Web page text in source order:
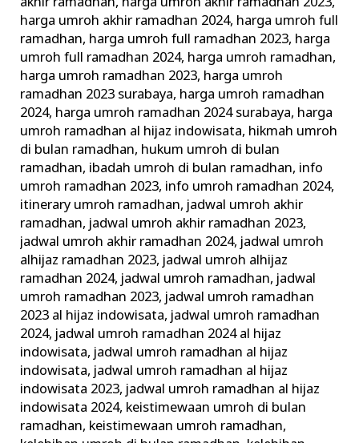
harga umroh akhir ramadhan 2024, harga umroh full
ramadhan, harga umroh full ramadhan 2023, harga
umroh full ramadhan 2024, harga umroh ramadhan,
harga umroh ramadhan 2023, harga umroh
ramadhan 2023 surabaya, harga umroh ramadhan
2024, harga umroh ramadhan 2024 surabaya, harga
umroh ramadhan al hijaz indowisata, hikmah umroh
di bulan ramadhan, hukum umroh di bulan
ramadhan, ibadah umroh di bulan ramadhan, info
umroh ramadhan 2023, info umroh ramadhan 2024,
itinerary umroh ramadhan, jadwal umroh akhir
ramadhan, jadwal umroh akhir ramadhan 2023,
jadwal umroh akhir ramadhan 2024, jadwal umroh
alhijaz ramadhan 2023, jadwal umroh alhijaz
ramadhan 2024, jadwal umroh ramadhan, jadwal
umroh ramadhan 2023, jadwal umroh ramadhan
2023 al hijaz indowisata, jadwal umroh ramadhan
2024, jadwal umroh ramadhan 2024 al hijaz
indowisata, jadwal umroh ramadhan al hijaz
indowisata, jadwal umroh ramadhan al hijaz
indowisata 2023, jadwal umroh ramadhan al hijaz
indowisata 2024, keistimewaan umroh di bulan
ramadhan, keistimewaan umroh ramadhan,